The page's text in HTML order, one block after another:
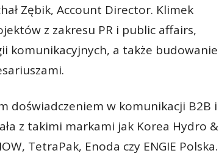
Zębik, Account Director. Klimek
z zakresu PR i public affairs,
komunikacyjnych, a także budowanie
doświadczeniem w komunikacji B2B i
z takimi markami jak Korea Hydro &
TetraPak, Enoda czy ENGIE Polska.